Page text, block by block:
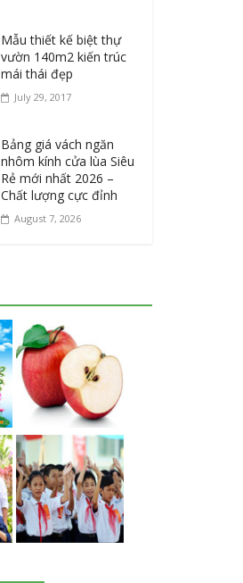
Mẫu thiết kế biệt thự
vườn 140m2 kiến trúc
mái thái đẹp
July 29, 2017
Bảng giá vách ngăn
nhôm kính cửa lùa Siêu
Rẻ mới nhất 2026 –
Chất lượng cực đỉnh
August 7, 2026